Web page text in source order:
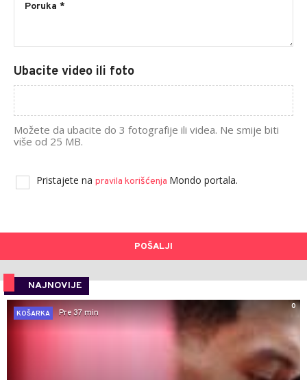
Ubacite video ili foto
Možete da ubacite do 3 fotografije ili videa. Ne smije biti
više od 25 MB.
Pristajete na pravila korišćenja Mondo portala.
POŠALJI
NAJNOVIJE
0
KOŠARKA
Pre 37 min